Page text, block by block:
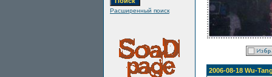
Расширенный поиск
2006-08-18 Wu-